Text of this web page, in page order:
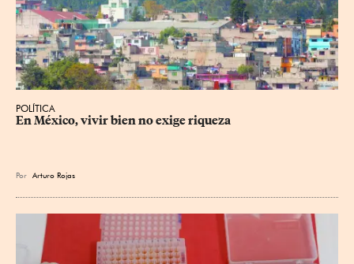
POLÍTICA
En México, vivir bien no exige riqueza
Por Arturo Rojas